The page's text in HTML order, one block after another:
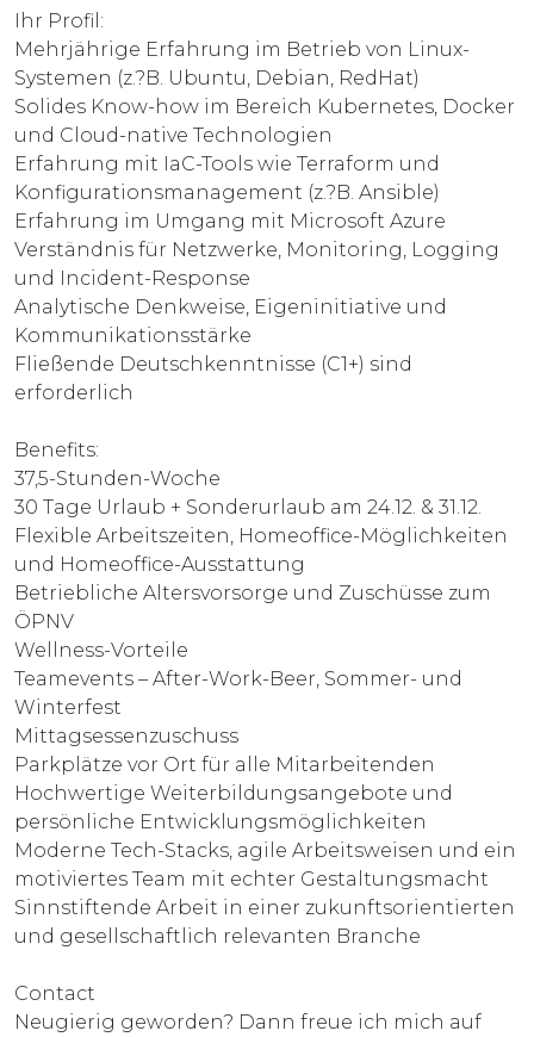
Ihr Profil:
Mehrjährige Erfahrung im Betrieb von Linux-
Systemen (z.?B. Ubuntu, Debian, RedHat)
Solides Know-how im Bereich Kubernetes, Docker
und Cloud-native Technologien
Erfahrung mit IaC-Tools wie Terraform und
Konfigurationsmanagement (z.?B. Ansible)
Erfahrung im Umgang mit Microsoft Azure
Verständnis für Netzwerke, Monitoring, Logging
und Incident-Response
Analytische Denkweise, Eigeninitiative und
Kommunikationsstärke
Fließende Deutschkenntnisse (C1+) sind
erforderlich
Benefits:
37,5-Stunden-Woche
30 Tage Urlaub + Sonderurlaub am 24.12. & 31.12.
Flexible Arbeitszeiten, Homeoffice-Möglichkeiten
und Homeoffice-Ausstattung
Betriebliche Altersvorsorge und Zuschüsse zum
ÖPNV
Wellness-Vorteile
Teamevents – After-Work-Beer, Sommer- und
Winterfest
Mittagsessenzuschuss
Parkplätze vor Ort für alle Mitarbeitenden
Hochwertige Weiterbildungsangebote und
persönliche Entwicklungsmöglichkeiten
Moderne Tech-Stacks, agile Arbeitsweisen und ein
motiviertes Team mit echter Gestaltungsmacht
Sinnstiftende Arbeit in einer zukunftsorientierten
und gesellschaftlich relevanten Branche
Contact
Neugierig geworden? Dann freue ich mich auf